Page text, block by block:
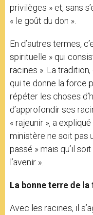
privilèges » et, sans
« le goût du don ».
En d’autres termes,
spirituelle » qui
racines ». La
qui te donne la force
répéter les choses
d’approfondir ses
« rajeunir », a
ministère ne soit pas
passé » mais qu’il
l’avenir ».
La bonne terre de la
Avec les racines, il